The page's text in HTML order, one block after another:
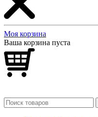
Моя корзина
Ваша корзина пуста